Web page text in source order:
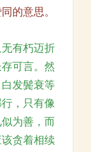
的意思。
无有朽迈折
可言。然
发鬓衰等
，只有像
为善，而
贪着相续